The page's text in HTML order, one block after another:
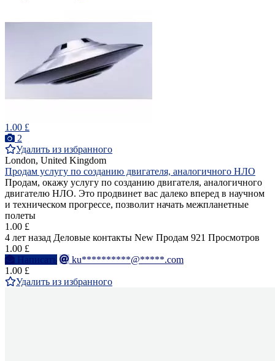
1.00 £
2
Удалить из избранного
London, United Kingdom
Продам услугу по созданию двигателя, аналогичного НЛО
Продам, окажу услугу по созданию двигателя, аналогичного
двигателю НЛО. Это продвинет вас далеко вперед в научном
и техническом прогрессе, позволит начать межпланетные
полеты
1.00 £
4 лет назад Деловые контакты New Продам 921 Просмотров
1.00 £
Написать
ku**********@*****.com
1.00 £
Удалить из избранного